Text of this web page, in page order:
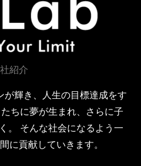
紹介
が輝き、人生の目標達成をす
ちに夢が生まれ、さらに子
。 そんな社会になるよう一
に貢献していきます。